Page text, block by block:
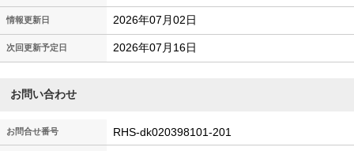
情報更新日 2026年07月02日
次回更新予定日 2026年07月16日
お問い合わせ
お問合せ番号 RHS-dk020398101-201